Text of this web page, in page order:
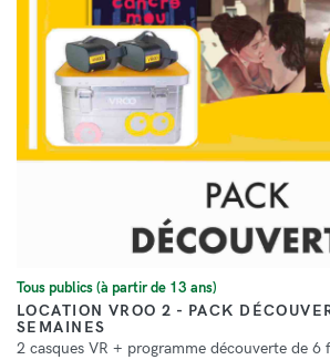
Tous publics (à partir de 13 ans)
LOCATION VROO 2 - PACK
SEMAINES
2 casques VR + programme découverte de 6